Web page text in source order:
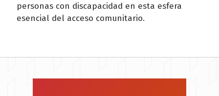
personas con discapacidad en esta esfera
esencial del acceso comunitario.